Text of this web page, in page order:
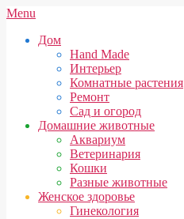
Skip
content
Secondary
Menu
Menu
Дом
Hand Made
Интерьер
Комнатные растения
Ремонт
Сад и огород
Домашние животные
Аквариум
Ветеринария
Кошки
Разные животные
Женское здоровье
Гинекология